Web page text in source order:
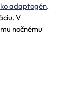
adaptogén.
V
nočnému